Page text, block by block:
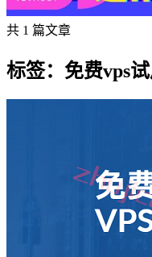
共 1 篇文章
标签：免费vps